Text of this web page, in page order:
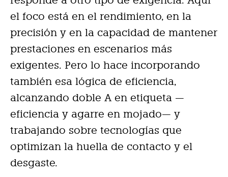
el foco está en el rendimiento, en la
precisión y en la capacidad de mantener
prestaciones en escenarios más
exigentes. Pero lo hace incorporando
también esa lógica de eficiencia,
alcanzando doble A en etiqueta —
eficiencia y agarre en mojado— y
trabajando sobre tecnologías que
optimizan la huella de contacto y el
desgaste.